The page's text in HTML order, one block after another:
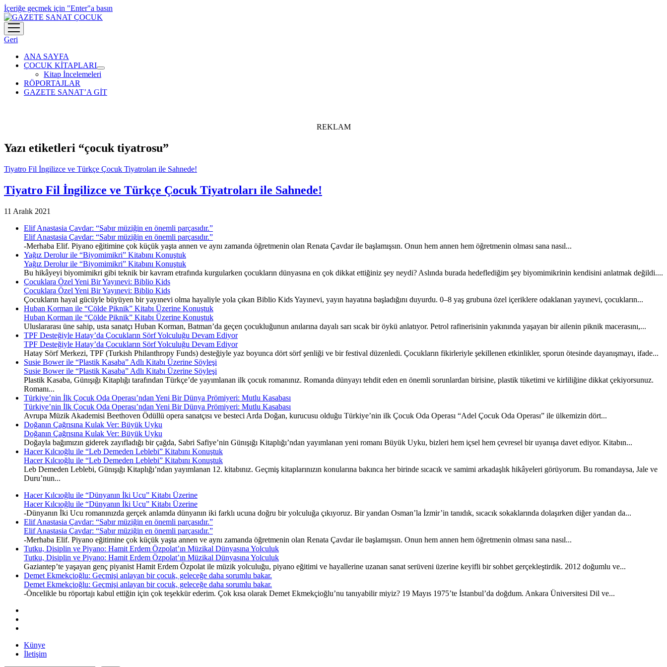
İçeriğe geçmek için "Enter"a basın
menüyü
aç
Geri
ANA SAYFA
ÇOCUK KİTAPLARI
menüyü
aç
Kitap İncelemeleri
RÖPORTAJLAR
GAZETE SANAT’A GİT
REKLAM
Yazı etiketleri “çocuk tiyatrosu”
Tiyatro Fil İngilizce ve Türkçe Çocuk Tiyatroları ile Sahnede!
Tiyatro Fil İngilizce ve Türkçe Çocuk Tiyatroları ile Sahnede!
11 Aralık 2021
Elif Anastasia Çavdar: “Sabır müziğin en önemli parçasıdır.”
Elif Anastasia Çavdar: “Sabır müziğin en önemli parçasıdır.”
-Merhaba Elif. Piyano eğitimine çok küçük yaşta annen ve aynı zamanda öğretmenin olan Renata Çavdar ile başlamışsın. Onun hem annen hem öğretmenin olması sana nasıl...
Yağız Derolur ile “Biyomimikri” Kitabını Konuştuk
Yağız Derolur ile “Biyomimikri” Kitabını Konuştuk
Bu hikâyeyi biyomimikri gibi teknik bir kavram etrafında kurgularken çocukların dünyasına en çok dikkat ettiğiniz şey neydi? Aslında burada hedeflediğim şey biyomimikrinin kendisini anlatmak değildi....
Çocuklara Özel Yeni Bir Yayınevi: Biblio Kids
Çocuklara Özel Yeni Bir Yayınevi: Biblio Kids
Çocukların hayal gücüyle büyüyen bir yayınevi olma hayaliyle yola çıkan Biblio Kids Yayınevi, yayın hayatına başladığını duyurdu. 0–8 yaş grubuna özel içeriklere odaklanan yayınevi, çocukların...
Huban Korman ile “Çölde Piknik” Kitabı Üzerine Konuştuk
Huban Korman ile “Çölde Piknik” Kitabı Üzerine Konuştuk
Uluslararası üne sahip, usta sanatçı Huban Korman, Batman’da geçen çocukluğunun anılarına dayalı sarı sıcak bir öykü anlatıyor. Petrol rafinerisinin yakınında yaşayan bir ailenin piknik macerasını,...
TPF Desteğiyle Hatay’da Çocukların Sörf Yolculuğu Devam Ediyor
TPF Desteğiyle Hatay’da Çocukların Sörf Yolculuğu Devam Ediyor
Hatay Sörf Merkezi, TPF (Turkish Philanthropy Funds) desteğiyle yaz boyunca dört sörf şenliği ve bir festival düzenledi. Çocukların fikirleriyle şekillenen etkinlikler, sporun ötesinde dayanışmayı, ifade...
Susie Bower ile “Plastik Kasaba” Adlı Kitabı Üzerine Söyleşi
Susie Bower ile “Plastik Kasaba” Adlı Kitabı Üzerine Söyleşi
Plastik Kasaba, Günışığı Kitaplığı tarafından Türkçe’de yayımlanan ilk çocuk romanınız. Romanda dünyayı tehdit eden en önemli sorunlardan birisine, plastik tüketimi ve kirliliğine dikkat çekiyorsunuz.
Romanı...
Türkiye’nin İlk Çocuk Oda Operası’ndan Yeni Bir Dünya Prömiyeri: Mutlu Kasabası
Türkiye’nin İlk Çocuk Oda Operası’ndan Yeni Bir Dünya Prömiyeri: Mutlu Kasabası
Avrupa Müzik Akademisi Beethoven Ödüllü opera sanatçısı ve besteci Arda Doğan, kurucusu olduğu Türkiye’nin ilk Çocuk Oda Operası “Adel Çocuk Oda Operası” ile ülkemizin dört...
Doğanın Çağrısına Kulak Ver: Büyük Uyku
Doğanın Çağrısına Kulak Ver: Büyük Uyku
Doğayla bağımızın giderek zayıfladığı bir çağda, Sabri Safiye’nin Günışığı Kitaplığı’ndan yayımlanan yeni romanı Büyük Uyku, bizleri hem içsel hem çevresel bir uyanışa davet ediyor. Kitabın...
Hacer Kılcıoğlu ile “Leb Demeden Leblebi” Kitabını Konuştuk
Hacer Kılcıoğlu ile “Leb Demeden Leblebi” Kitabını Konuştuk
Leb Demeden Leblebi, Günışığı Kitaplığı’ndan yayımlanan 12. kitabınız. Geçmiş kitaplarınızın konularına bakınca her birinde sıcacık ve samimi arkadaşlık hikâyeleri görüyorum. Bu romandaysa, Jale ve
Duru’nun...
Hacer Kılcıoğlu ile “Dünyanın İki Ucu” Kitabı Üzerine
Hacer Kılcıoğlu ile “Dünyanın İki Ucu” Kitabı Üzerine
-Dünyanın İki Ucu romanınızda gerçek anlamda dünyanın iki farklı ucuna doğru bir yolculuğa çıkıyoruz. Bir yandan Osman’la İzmir’in tanıdık, sıcacık sokaklarında dolaşırken diğer yandan da...
Elif Anastasia Çavdar: “Sabır müziğin en önemli parçasıdır.”
Elif Anastasia Çavdar: “Sabır müziğin en önemli parçasıdır.”
-Merhaba Elif. Piyano eğitimine çok küçük yaşta annen ve aynı zamanda öğretmenin olan Renata Çavdar ile başlamışsın. Onun hem annen hem öğretmenin olması sana nasıl...
Tutku, Disiplin ve Piyano: Hamit Erdem Özpolat’ın Müzikal Dünyasına Yolculuk
Tutku, Disiplin ve Piyano: Hamit Erdem Özpolat’ın Müzikal Dünyasına Yolculuk
Gaziantep’te yaşayan genç piyanist Hamit Erdem Özpolat ile müzik yolculuğu, piyano eğitimi ve hayallerine uzanan sanat serüveni üzerine keyifli bir sohbet gerçekleştirdik. 2012 doğumlu ve...
Demet Ekmekçioğlu: Geçmişi anlayan bir çocuk, geleceğe daha sorumlu bakar.
Demet Ekmekçioğlu: Geçmişi anlayan bir çocuk, geleceğe daha sorumlu bakar.
-Öncelikle bu röportajı kabul ettiğin için çok teşekkür ederim. Çok kısa olarak Demet Ekmekçioğlu’nu tanıyabilir miyiz? 19 Mayıs 1975’te İstanbul’da doğdum. Ankara Üniversitesi Dil ve...
Künye
İletişim